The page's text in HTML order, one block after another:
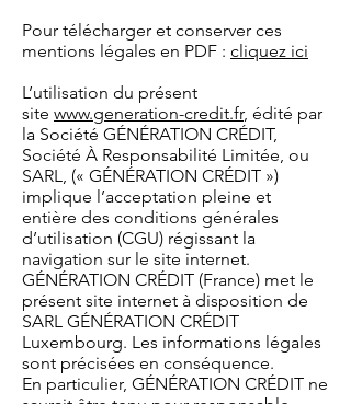
Pour télécharger et conserver ces
mentions légales en PDF : cliquez ici
L’utilisation du présent
site www.generation-credit.fr, édité par
la Société GÉNÉRATION CRÉDIT,
Société À Responsabilité Limitée, ou
SARL, (« GÉNÉRATION CRÉDIT »)
implique l’acceptation pleine et
entière des conditions générales
d’utilisation (CGU) régissant la
navigation sur le site internet.
GÉNÉRATION CRÉDIT (France) met le
présent site internet à disposition de
SARL GÉNÉRATION CRÉDIT
Luxembourg. Les informations légales
sont précisées en conséquence.
En particulier, GÉNÉRATION CRÉDIT ne